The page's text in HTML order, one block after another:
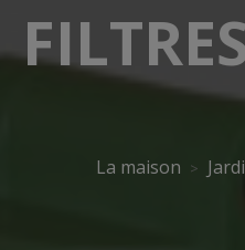
La maison